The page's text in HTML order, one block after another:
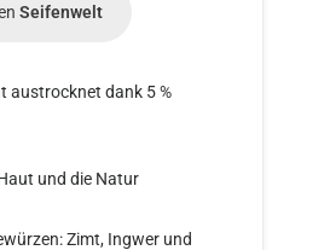
Seifenwelt
austrocknet dank 5 %
und die Natur
Zimt, Ingwer und